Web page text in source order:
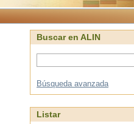
Buscar en ALIN
Búsqueda avanzada
Listar